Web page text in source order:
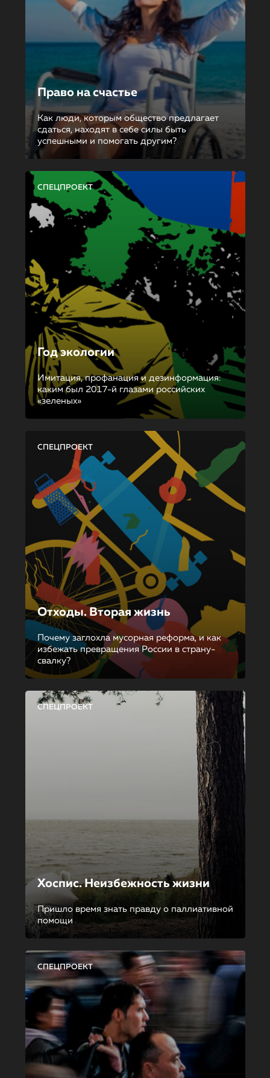
Право на счастье
Как люди, которым общество предлагает
сдаться, находят в себе силы быть
успешными и помогать другим?
СПЕЦПРОЕКТ
Год экологии
Имитация, профанация и дезинформация:
каким был 2017-й глазами российских
«зеленых»
СПЕЦПРОЕКТ
Отходы. Вторая жизнь
Почему заглохла мусорная реформа, и как
избежать превращения России в страну-
свалку?
СПЕЦПРОЕКТ
Хоспис. Неизбежность жизни
Пришло время знать правду о паллиативной
помощи
СПЕЦПРОЕКТ